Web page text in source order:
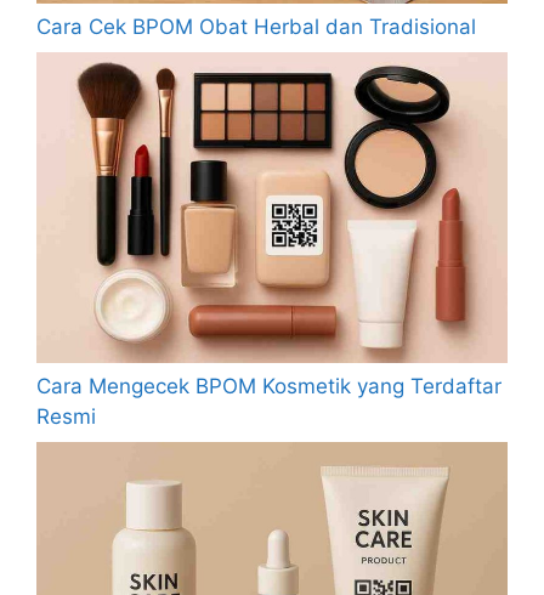
Cara Cek BPOM Obat Herbal dan Tradisional
Cara Mengecek BPOM Kosmetik yang Terdaftar
Resmi